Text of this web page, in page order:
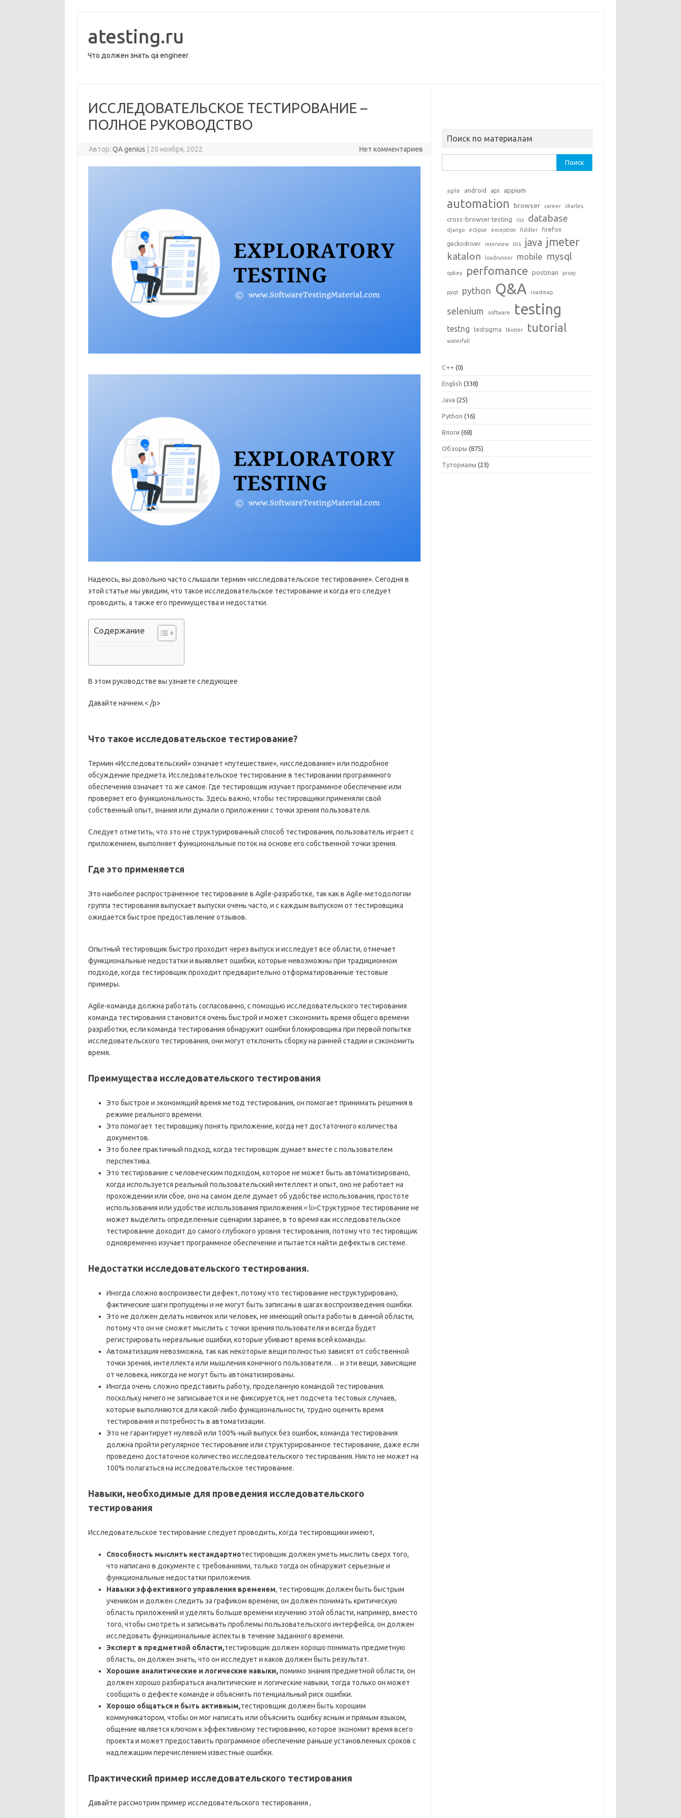
содержимому
atesting.ru
Что должен знать qa engineer
ИССЛЕДОВАТЕЛЬСКОЕ ТЕСТИРОВАНИЕ –
ПОЛНОЕ РУКОВОДСТВО
Автор:QA genius 20 ноября, 2022 Нет комментариев
Надеюсь, вы довольно часто слышали термин «исследовательское тестирование». Сегодня в
этой статье мы увидим, что такое исследовательское тестирование и когда его следует
проводить, а также его преимущества и недостатки.
Содержание
В этом руководстве вы узнаете следующее
Давайте начнем.< /p>
Что такое исследовательское тестирование?
Термин «Исследовательский» означает «путешествие», «исследование» или подробное
обсуждение предмета. Исследовательское тестирование в тестировании программного
обеспечения означает то же самое. Где тестировщик изучает программное обеспечение или
проверяет его функциональность. Здесь важно, чтобы тестировщики применяли свой
собственный опыт, знания или думали о приложении с точки зрения пользователя.
Следует отметить, что это не структурированный способ тестирования, пользователь играет с
приложением, выполняет функциональные поток на основе его собственной точки зрения.
Где это применяется
Это наиболее распространенное тестирование в Agile-разработке, так как в Agile-методологии
группа тестирования выпускает выпуски очень часто, и с каждым выпуском от тестировщика
ожидается быстрое предоставление отзывов.
Опытный тестировщик быстро проходит через выпуск и исследует все области, отмечает
функциональные недостатки и выявляет ошибки, которые невозможны при традиционном
подходе, когда тестировщик проходит предварительно отформатированные тестовые
примеры.
Agile-команда должна работать согласованно, с помощью исследовательского тестирования
команда тестирования становится очень быстрой и может сэкономить время общего времени
разработки, если команда тестирования обнаружит ошибки блокировщика при первой попытке
исследовательского тестирования, они могут отклонить сборку на ранней стадии и сэкономить
время.
Преимущества исследовательского тестирования
Это быстрое и экономящий время метод тестирования, он помогает принимать решения в
режиме реального времени.
Это помогает тестировщику понять приложение, когда нет достаточного количества
документов.
Это более практичный подход, когда тестировщик думает вместе с пользователем
перспектива.
Это тестирование с человеческим подходом, которое не может быть автоматизировано,
когда используется реальный пользовательский интеллект и опыт, оно не работает на
прохождении или сбое, оно на самом деле думает об удобстве использования, простоте
использования или удобстве использования приложения.< li>Структурное тестирование не
может выделить определенные сценарии заранее, в то время как исследовательское
тестирование доходит до самого глубокого уровня тестирования, потому что тестировщик
одновременно изучает программное обеспечение и пытается найти дефекты в системе.
Недостатки исследовательского тестирования.
Иногда сложно воспроизвести дефект, потому что тестирование неструктурировано,
фактические шаги пропущены и не могут быть записаны в шагах воспроизведения ошибки.
Это не должен делать новичок или человек, не имеющий опыта работы в данной области,
потому что он не сможет мыслить с точки зрения пользователя и всегда будет
регистрировать нереальные ошибки, которые убивают время всей команды.
Автоматизация невозможна, так как некоторые вещи полностью зависят от собственной
точки зрения, интеллекта или мышления конечного пользователя… и эти вещи, зависящие
от человека, никогда не могут быть автоматизированы.
Иногда очень сложно представить работу, проделанную командой тестирования.
поскольку ничего не записывается и не фиксируется, нет подсчета тестовых случаев,
которые выполняются для какой-либо функциональности, трудно оценить время
тестирования и потребность в автоматизации.
Это не гарантирует нулевой или 100%-ный выпуск без ошибок, команда тестирования
должна пройти регулярное тестирование или структурированное тестирование, даже если
проведено достаточное количество исследовательского тестирования. Никто не может на
100% полагаться на исследовательское тестирование.
Навыки, необходимые для проведения исследовательского
тестирования
Исследовательское тестирование следует проводить, когда тестировщики имеют,
Способность мыслить нестандартнотестировщик должен уметь мыслить сверх того,
что написано в документе с требованиями, только тогда он обнаружит серьезные и
функциональные недостатки приложения.
Навыки эффективного управления временем, тестировщик должен быть быстрым
учеником и должен следить за графиком времени, он должен понимать критическую
область приложений и уделять больше времени изучению этой области, например, вместо
того, чтобы смотреть и записывать проблемы пользовательского интерфейса, он должен
исследовать функциональные аспекты в течение заданного времени.
Эксперт в предметной области,тестировщик должен хорошо понимать предметную
область, он должен знать, что он исследует и каков должен быть результат.
Хорошие аналитические и логические навыки, помимо знания предметной области, он
должен хорошо разбираться аналитические и логические навыки, тогда только он может
сообщить о дефекте команде и объяснить потенциальный риск ошибки.
Хорошо общаться и быть активным,тестировщик должен быть хорошим
коммуникатором, чтобы он мог написать или объяснить ошибку ясным и прямым языком,
общение является ключом к эффективному тестированию, которое экономит время всего
проекта и может предоставить программное обеспечение раньше установленных сроков с
надлежащим перечислением известные ошибки.
Практический пример исследовательского тестирования
Давайте рассмотрим пример исследовательского тестирования ,
Поиск по материалам
agile android api appium
automation browser career charles
cross-browser testing css database
django eclipse exception fiddler firefox
geckodriver interview ios java jmeter
katalon loadrunner mobile mysql
opkey perfomance postman proxy
pyqt python Q&A roadmap
selenium software testing
testng testsigma tkinter tutorial
waterfall
C++ (0)
English (338)
Java (25)
Python (16)
Влоги (68)
Обзоры (875)
Туториалы (23)